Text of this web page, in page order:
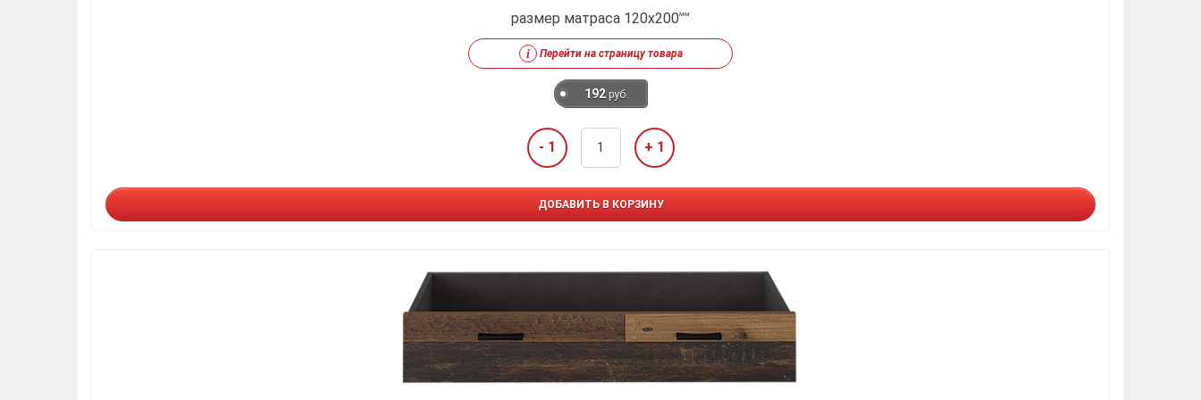
размер матраса 120x200мм
i Перейти на страницу товара
192 руб.
- 1 + 1
ДОБАВИТЬ В КОРЗИНУ